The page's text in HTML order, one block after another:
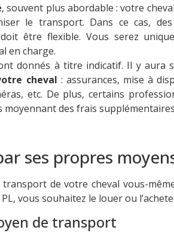
, souvent plus abordable : votre
le transport. Dans ce cas,
être flexible. Vous serez
en charge.
donnés à titre indicatif. Il y aura
cheval : assurances, mise à
etc. De plus, certains
des frais
ses propres
de votre cheval vous-
vous souhaitez le louer ou
de transport